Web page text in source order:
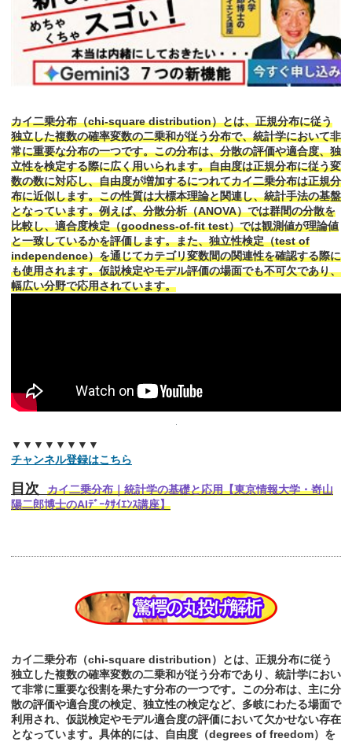
カイ二乗分布（chi-square distribution）とは、正規分布に従う
独立した複数の確率変数の二乗和が従う分布で、統計学において非
常に重要な分布の一つです。この分布は、分散の評価や適合度、独
立性を検定する際に広く用いられます。自由度は正規分布に従う変
数の数に対応し、自由度が増加するにつれてカイ二乗分布は正規分
布に近似します。この性質は大標本理論と関連し、統計手法の基盤
となっています。例えば、分散分析（ANOVA）では群間の分散を
比較し、適合度検定（goodness-of-fit test）では観測値が理論値
と一致しているかを評価します。また、独立性検定（test of
independence）を通じてカテゴリ変数間の関連性を確認する際に
も使用されます。仮説検定やモデル評価の場面でも不可欠であり、
幅広い分野で応用されています。
▼▼▼▼▼▼▼▼
チャンネル登録はこちら
目次
カイ二乗分布｜統計学の基礎と応用【東京情報大学・嵜山
陽二郎博士のAIﾃﾞｰﾀｻｲｴﾝｽ講座】
カイ二乗分布（chi-square distribution）とは、正規分布に従う
独立した複数の確率変数の二乗和が従う分布であり、統計学におい
て非常に重要な役割を果たす分布の一つです。この分布は、主に分
散の評価や適合度の検定、独立性の検定など、多岐にわたる場面で
利用され、仮説検定やモデル適合度の評価において欠かせない存在
となっています。具体的には、自由度（degrees of freedom）を